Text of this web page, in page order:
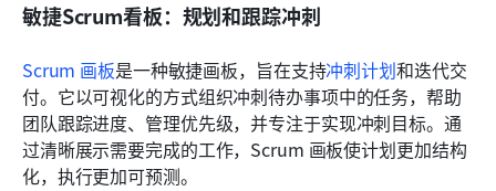
敏捷Scrum看板：规划和跟踪冲刺
Scrum 画板是一种敏捷画板，旨在支持冲刺计划和迭代交
付。它以可视化的方式组织冲刺待办事项中的任务，帮助
团队跟踪进度、管理优先级，并专注于实现冲刺目标。通
过清晰展示需要完成的工作，Scrum 画板使计划更加结构
化，执行更加可预测。